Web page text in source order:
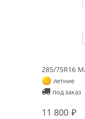
285/75R16
летние
под заказ
11 800